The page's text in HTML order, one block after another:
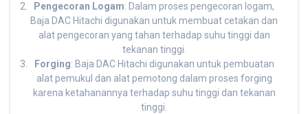
Pengecoran Logam: Dalam proses pengecoran logam,
Baja DAC Hitachi digunakan untuk membuat cetakan dan
alat pengecoran yang tahan terhadap suhu tinggi dan
tekanan tinggi.
Forging: Baja DAC Hitachi digunakan untuk pembuatan
alat pemukul dan alat pemotong dalam proses forging
karena ketahanannya terhadap suhu tinggi dan tekanan
tinggi.